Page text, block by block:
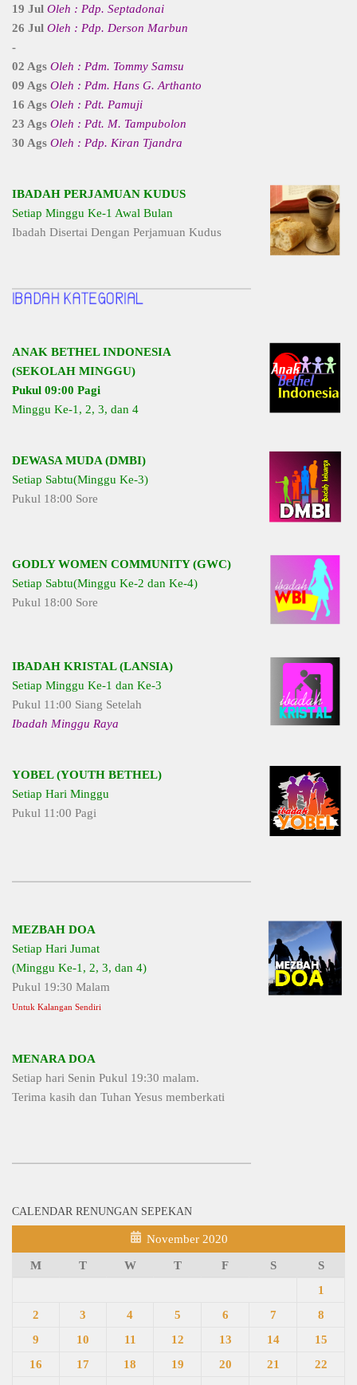
19 Jul Oleh : Pdp. Septadonai
26 Jul Oleh : Pdp. Derson Marbun
-
02 Ags Oleh : Pdm. Tommy Samsu
09 Ags Oleh : Pdm. Hans G. Arthanto
16 Ags Oleh : Pdt. Pamuji
23 Ags Oleh : Pdt. M. Tampubolon
30 Ags Oleh : Pdp. Kiran Tjandra
IBADAH PERJAMUAN KUDUS
Setiap Minggu Ke-1 Awal Bulan
Ibadah Disertai Dengan Perjamuan Kudus
ANAK BETHEL INDONESIA
(SEKOLAH MINGGU)
Pukul 09:00 Pagi
Minggu Ke-1, 2, 3, dan 4
DEWASA MUDA (DMBI)
Setiap Sabtu(Minggu Ke-3)
Pukul 18:00 Sore
GODLY WOMEN COMMUNITY (GWC)
Setiap Sabtu(Minggu Ke-2 dan Ke-4)
Pukul 18:00 Sore
IBADAH KRISTAL (LANSIA)
Setiap Minggu Ke-1 dan Ke-3
Pukul 11:00 Siang Setelah
Ibadah Minggu Raya
YOBEL (YOUTH BETHEL)
Setiap Hari Minggu
Pukul 11:00 Pagi
MEZBAH DOA
Setiap Hari Jumat
(Minggu Ke-1, 2, 3, dan 4)
Pukul 19:30 Malam
Untuk Kalangan Sendiri
MENARA DOA
Setiap hari Senin Pukul 19:30 malam.
Terima kasih dan Tuhan Yesus memberkati
CALENDAR RENUNGAN SEPEKAN
November 2020
M T W T F S
S
1
2
3 4 5 6 7
8
9
10 11 12 13 14
15
16
17 18 19 20 21
22